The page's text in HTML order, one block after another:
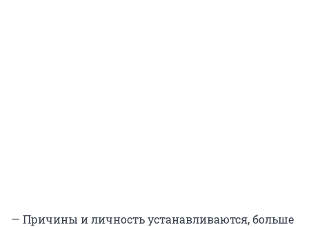
— Причины и личность устанавливаются, больше